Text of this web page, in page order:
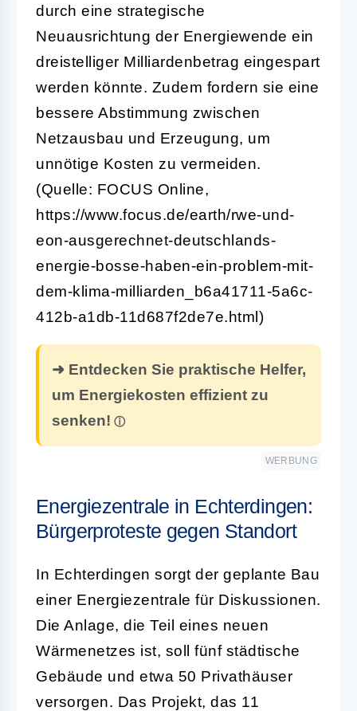
durch eine strategische
Neuausrichtung der Energiewende ein
dreistelliger Milliardenbetrag eingespart
werden könnte. Zudem fordern sie eine
bessere Abstimmung zwischen
Netzausbau und Erzeugung, um
unnötige Kosten zu vermeiden.
(Quelle: FOCUS Online,
https://www.focus.de/earth/rwe-und-
eon-ausgerechnet-deutschlands-
energie-bosse-haben-ein-problem-mit-
dem-klima-milliarden_b6a41711-5a6c-
412b-a1db-11d687f2de7e.html)
➜ Entdecken Sie praktische Helfer,
um Energiekosten effizient zu
senken!
WERBUNG
Energiezentrale in Echterdingen:
Bürgerproteste gegen Standort
In Echterdingen sorgt der geplante Bau
einer Energiezentrale für Diskussionen.
Die Anlage, die Teil eines neuen
Wärmenetzes ist, soll fünf städtische
Gebäude und etwa 50 Privathäuser
versorgen. Das Projekt, das 11